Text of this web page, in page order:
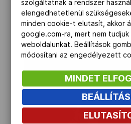
még a francia Toulouse
csapatában is.
szolgáltatnak a rendszer
elengedhetetlenül
minden cookie-t elutasít, akkor
google.com-ra, mert nem tudjuk
weboldalunkat. Beállítások
módosítani az engedélyezett
MINDET